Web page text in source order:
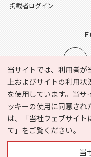
当サイトでは、利用者
上およびサイトの利用状
を使用しています。当サ
ッキーの使用に同意され
は、
「当社ウェブサイ
て」 をご覧ください。
当
e-NAVITA（イーナビタ）
利用規約
個人情報
サイトマップ
掲載者ログイン